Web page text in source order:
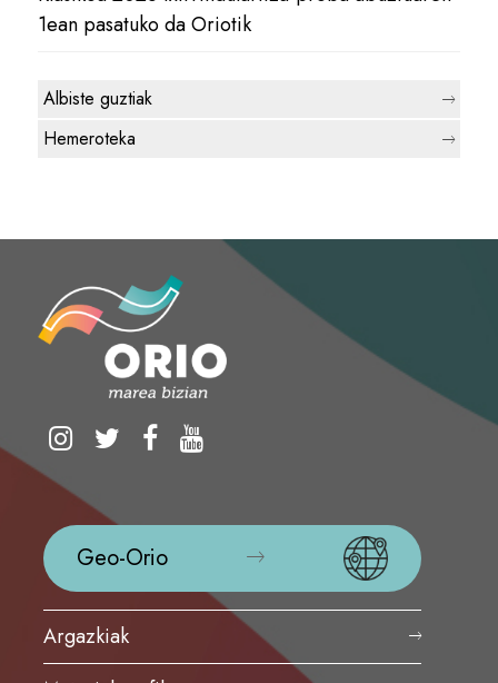
1ean pasatuko da Oriotik
Albiste guztiak
Hemeroteka
Geo-Orio
Argazkiak